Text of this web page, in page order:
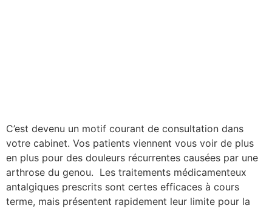
C’est devenu un motif courant de consultation dans
votre cabinet. Vos patients viennent vous voir de plus
en plus pour des douleurs récurrentes causées par une
arthrose du genou. Les traitements médicamenteux
antalgiques prescrits sont certes efficaces à cours
terme, mais présentent rapidement leur limite pour la